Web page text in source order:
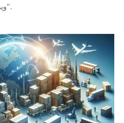
ويشعرون أن الأساس مستقر".